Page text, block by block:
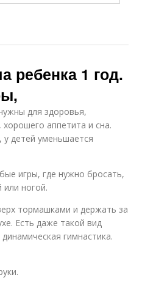
ребенка 1 год.
для здоровья,
аппетита и сна.
детей уменьшается
игры, где нужно бросать,
ногой.
тормашками и держать за
Есть даже такой вид
гимнастика.